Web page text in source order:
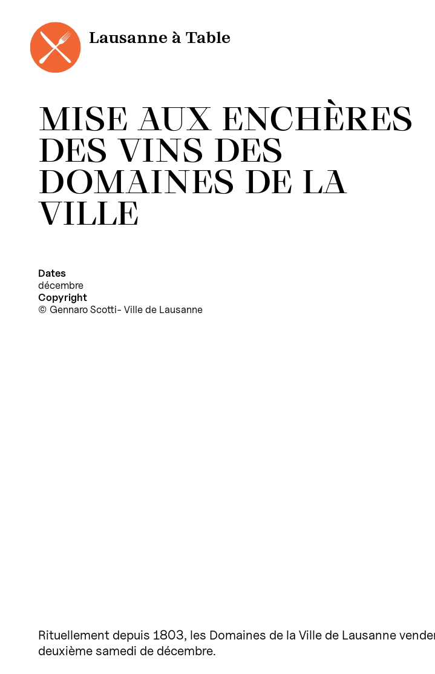
contenu
Lausanne à Table
MISE AUX ENCHÈRES
DES VINS DES
DOMAINES DE LA
VILLE
Dates
décembre
Copyright
Gennaro Scotti- Ville de Lausanne
Rituellement depuis 1803, les Domaines de la Ville de Lausanne
deuxième samedi de décembre.